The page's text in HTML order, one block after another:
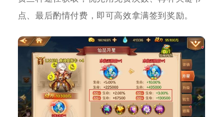
点、最后酌情付费，即可高效拿满签到奖励。